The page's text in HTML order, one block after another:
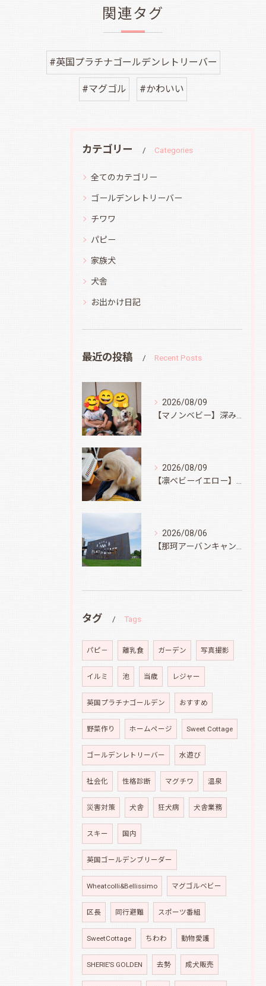
関連タグ
#英国プラチナゴールデンレトリーバー
#マグゴル #かわいい
カテゴリー Categories
全てのカテゴリー
ゴールデンレトリーバー
チワワ
パピー
家族犬
犬舎
お出かけ日記
最近の投稿 Recent Posts
2026/08/09
2026/08/09
2026/08/06
タグ Tags
パピ－ 離乳食 ガーデン 写真撮影
イルミ 池 当歳 レジャー
英国プラチナゴールデン おすすめ
野菜作り ホームページ Sweet Cottage
ゴールデンレトリーバー 水遊び
社会化 性格診断 マグチワ 温泉
災害対策 犬舎 狂犬病 犬舎業務
スキー 国内
英国ゴールデンブリーダー
Wheatcolli&Bellissimo マグゴルベビー
区長 同行避難 スポーツ番組
SweetCottage ちわわ 動物愛護
SHERIE’S GOLDEN 去勢 成犬販売